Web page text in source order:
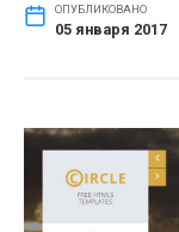
ОПУБЛИКОВАНО
05 января 2017